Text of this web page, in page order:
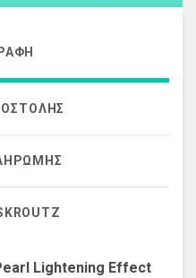
Lightening Effect